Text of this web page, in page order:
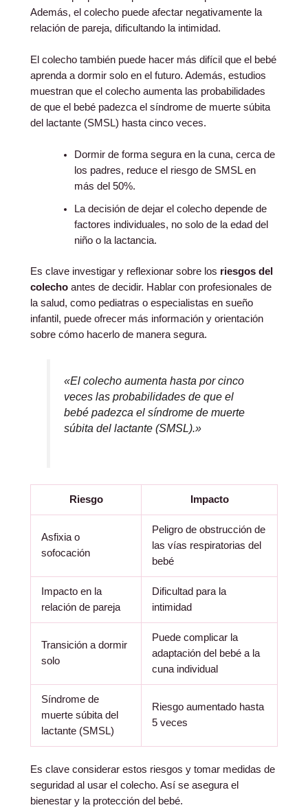
Además, el colecho puede afectar negativamente la
relación de pareja, dificultando la intimidad.
El colecho también puede hacer más difícil que el bebé
aprenda a dormir solo en el futuro. Además, estudios
muestran que el colecho aumenta las probabilidades
de que el bebé padezca el síndrome de muerte súbita
del lactante (SMSL) hasta cinco veces.
Dormir de forma segura en la cuna, cerca de
los padres, reduce el riesgo de SMSL en
más del 50%.
La decisión de dejar el colecho depende de
factores individuales, no solo de la edad del
niño o la lactancia.
Es clave investigar y reflexionar sobre los riesgos del
colecho antes de decidir. Hablar con profesionales de
la salud, como pediatras o especialistas en sueño
infantil, puede ofrecer más información y orientación
sobre cómo hacerlo de manera segura.
«El colecho aumenta hasta por cinco
veces las probabilidades de que el
bebé padezca el síndrome de muerte
súbita del lactante (SMSL).»
Riesgo Impacto
Asfixia o
sofocación
Peligro de obstrucción de
las vías respiratorias del
bebé
Impacto en la
relación de pareja
Dificultad para la
intimidad
Transición a dormir
solo
Puede complicar la
adaptación del bebé a la
cuna individual
Síndrome de
muerte súbita del
lactante (SMSL)
Riesgo aumentado hasta
5 veces
Es clave considerar estos riesgos y tomar medidas de
seguridad al usar el colecho. Así se asegura el
bienestar y la protección del bebé.